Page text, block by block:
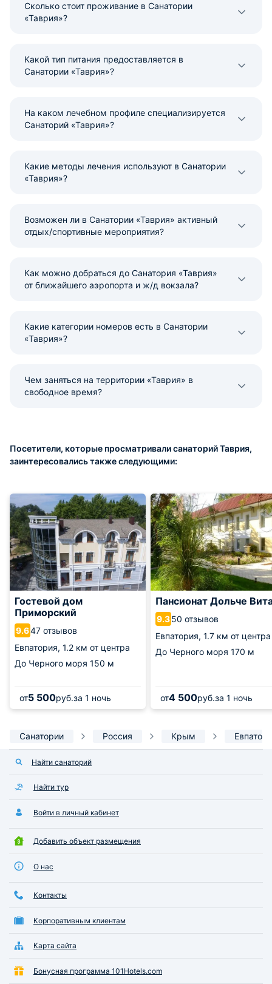
Сколько стоит проживание в Санатории
«Таврия»?
Какой тип питания предоставляется в
Санатории «Таврия»?
На каком лечебном профиле специализируется
Санаторий «Таврия»?
Какие методы лечения используют в Санатории
«Таврия»?
Возможен ли в Санатории «Таврия» активный
отдых/спортивные мероприятия?
Как можно добраться до Санатория «Таврия»
от ближайшего аэропорта и ж/д вокзала?
Какие категории номеров есть в Санатории
«Таврия»?
Чем заняться на территории «Таврия» в
свободное время?
Посетители, которые просматривали санаторий Таврия,
заинтересовались также следующими:
Гостевой дом
Приморский
9.647 отзывов
Евпатория, 1.2 км от центра
До Черного моря 150 м
от5 500руб.за 1 ночь
Пансионат Дольче
9.350 отзывов
Евпатория, 1.7 км от центра
До Черного моря 170 м
от4 500руб.за 1 ночь
Санатории Россия Крым
Найти санаторий
Найти тур
Войти в личный кабинет
Добавить объект размещения
О нас
Контакты
Корпоративным клиентам
Карта сайта
Бонусная программа 101Hotels.com